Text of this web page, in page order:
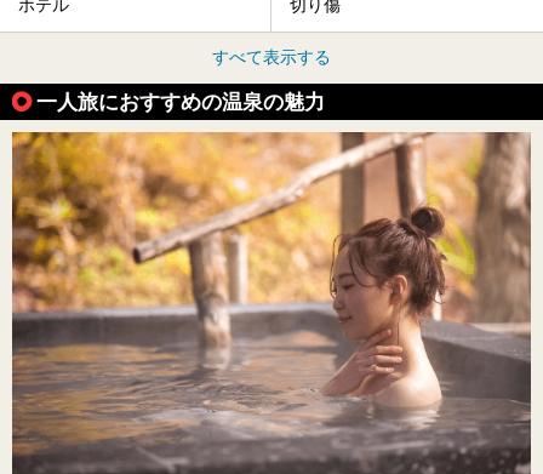
ホテル 切り傷
すべて表示する
一人旅におすすめの温泉の魅力